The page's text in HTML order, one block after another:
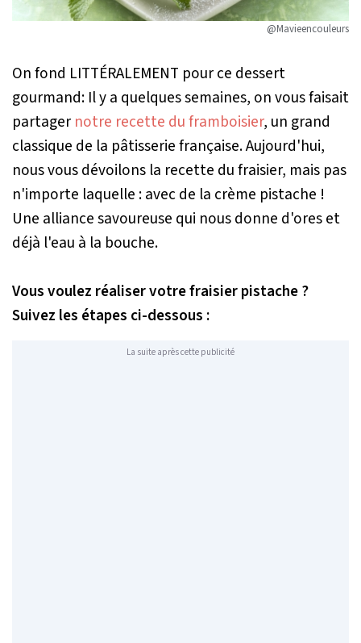
@Mavieencouleurs
On fond LITTÉRALEMENT pour ce dessert
gourmand: Il y a quelques semaines, on vous faisait
partager notre recette du framboisier, un grand
classique de la pâtisserie française. Aujourd'hui,
nous vous dévoilons la recette du fraisier, mais pas
n'importe laquelle : avec de la crème pistache !
Une alliance savoureuse qui nous donne d'ores et
déjà l'eau à la bouche.
Vous voulez réaliser votre fraisier pistache ?
Suivez les étapes ci-dessous :
La suite après cette publicité